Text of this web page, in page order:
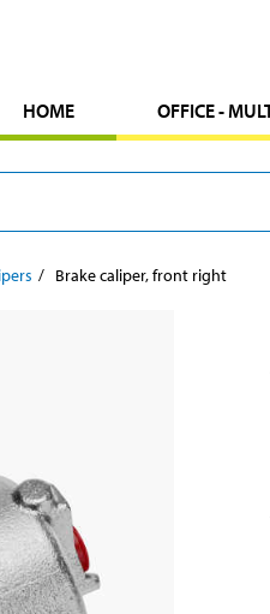
HOME OFFICE -
Brake caliper, front right